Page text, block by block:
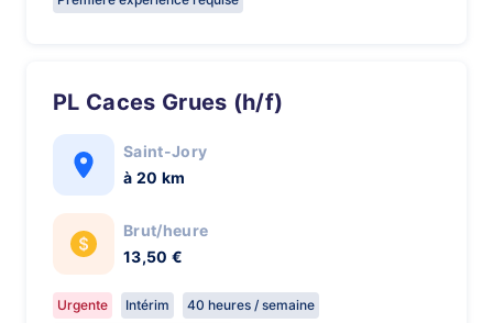
PL Caces Grues (h/f)
Saint-Jory
à 20 km
Brut/heure
13,50 €
Urgente Intérim
40 heures / semaine